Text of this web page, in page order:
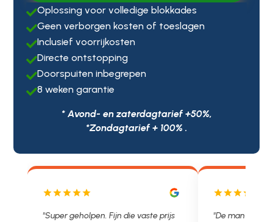
Oplossing voor volledige blokkades
Geen verborgen kosten of toeslagen
Inclusief voorrijkosten
Directe ontstopping
Doorspuiten inbegrepen
8 weken garantie
* Avond- en zaterdagtarief +50%,
*Zondagtarief + 100% .
Fijn die vaste prijs
"De man rijden net weg. 11.00 gebeld